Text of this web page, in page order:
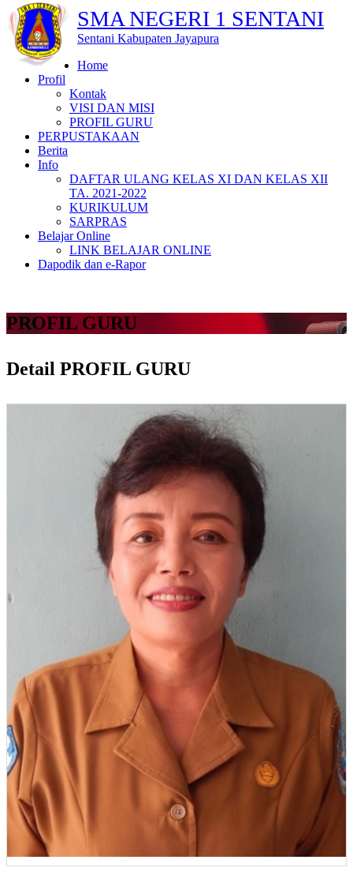
SMA NEGERI 1 SENTANI
Sentani Kabupaten Jayapura
Home
Profil
Kontak
VISI DAN MISI
PROFIL GURU
PERPUSTAKAAN
Berita
Info
DAFTAR ULANG KELAS XI DAN KELAS XII
TA. 2021-2022
KURIKULUM
SARPRAS
Belajar Online
LINK BELAJAR ONLINE
Dapodik dan e-Rapor
PROFIL GURU
Detail PROFIL GURU